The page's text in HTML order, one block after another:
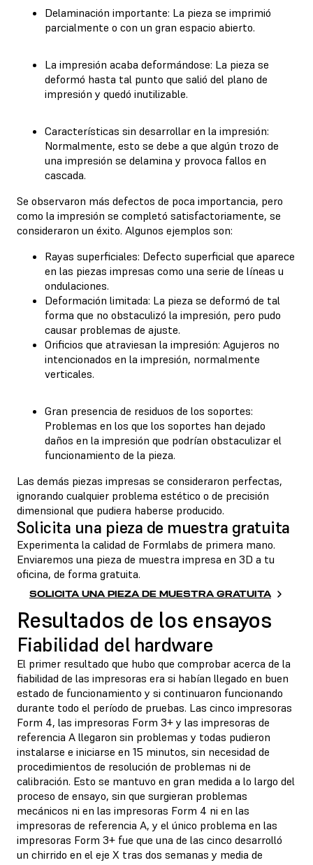
Delaminación importante: La pieza se imprimió
parcialmente o con un gran espacio abierto.
La impresión acaba deformándose: La pieza se
deformó hasta tal punto que salió del plano de
impresión y quedó inutilizable.
Características sin desarrollar en la impresión:
Normalmente, esto se debe a que algún trozo de
una impresión se delamina y provoca fallos en
cascada.
Se observaron más defectos de poca importancia, pero
como la impresión se completó satisfactoriamente, se
consideraron un éxito. Algunos ejemplos son:
Rayas superficiales: Defecto superficial que aparece
en las piezas impresas como una serie de líneas u
ondulaciones.
Deformación limitada: La pieza se deformó de tal
forma que no obstaculizó la impresión, pero pudo
causar problemas de ajuste.
Orificios que atraviesan la impresión: Agujeros no
intencionados en la impresión, normalmente
verticales.
Gran presencia de residuos de los soportes:
Problemas en los que los soportes han dejado
daños en la impresión que podrían obstaculizar el
funcionamiento de la pieza.
Las demás piezas impresas se consideraron perfectas,
ignorando cualquier problema estético o de precisión
dimensional que pudiera haberse producido.
Solicita una pieza de muestra gratuita
Experimenta la calidad de Formlabs de primera mano.
Enviaremos una pieza de muestra impresa en 3D a tu
oficina, de forma gratuita.
SOLICITA UNA PIEZA DE MUESTRA GRATUITA
Resultados de los ensayos
Fiabilidad del hardware
El primer resultado que hubo que comprobar acerca de la
fiabilidad de las impresoras era si habían llegado en buen
estado de funcionamiento y si continuaron funcionando
durante todo el período de pruebas. Las cinco impresoras
Form 4, las impresoras Form 3+ y las impresoras de
referencia A llegaron sin problemas y todas pudieron
instalarse e iniciarse en 15 minutos, sin necesidad de
procedimientos de resolución de problemas ni de
calibración. Esto se mantuvo en gran medida a lo largo del
proceso de ensayo, sin que surgieran problemas
mecánicos ni en las impresoras Form 4 ni en las
impresoras de referencia A, y el único problema en las
impresoras Form 3+ fue que una de las cinco desarrolló
un chirrido en el eje X tras dos semanas y media de